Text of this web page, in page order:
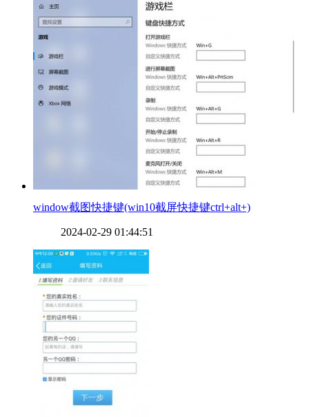
​window截图快捷键(win10截屏快捷键ctrl+alt+)
2024-02-29 01:44:51